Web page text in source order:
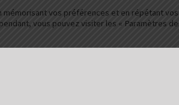
Newsletter
vos préférences et en répétant vos
vous pouvez visiter les « Paramètres